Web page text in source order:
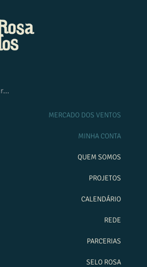
MERCADO DOS VENTOS
MINHA CONTA
QUEM SOMOS
PROJETOS
CALENDÁRIO
REDE
PARCERIAS
SELO ROSA